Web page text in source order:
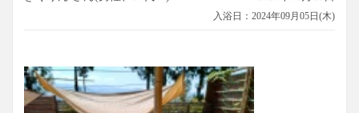
ます。
入浴日：2024年09月05日(木)